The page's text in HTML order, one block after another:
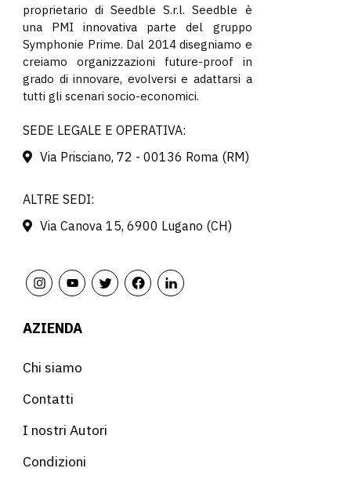
proprietario di Seedble S.r.l. Seedble è
una PMI innovativa parte del gruppo
Symphonie Prime. Dal 2014 disegniamo e
creiamo organizzazioni future-proof in
grado di innovare, evolversi e adattarsi a
tutti gli scenari socio-economici.
SEDE LEGALE E OPERATIVA:
Via Prisciano, 72 - 00136 Roma (RM)
ALTRE SEDI:
Via Canova 15, 6900 Lugano (CH)
AZIENDA
Chi siamo
Contatti
I nostri Autori
Condizioni